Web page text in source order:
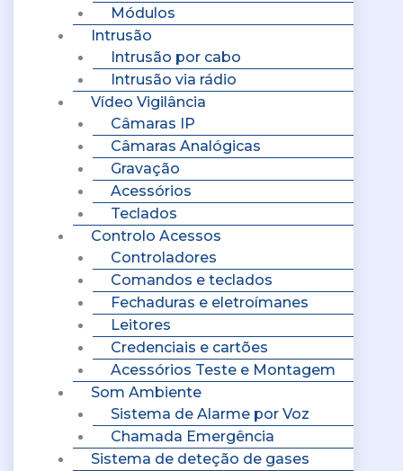
Módulos
Intrusão
Intrusão por cabo
Intrusão via rádio
Vídeo Vigilância
Câmaras IP
Câmaras Analógicas
Gravação
Acessórios
Teclados
Controlo Acessos
Controladores
Comandos e teclados
Fechaduras e eletroímanes
Leitores
Credenciais e cartões
Acessórios Teste e Montagem
Som Ambiente
Sistema de Alarme por Voz
Chamada Emergência
Sistema de deteção de gases